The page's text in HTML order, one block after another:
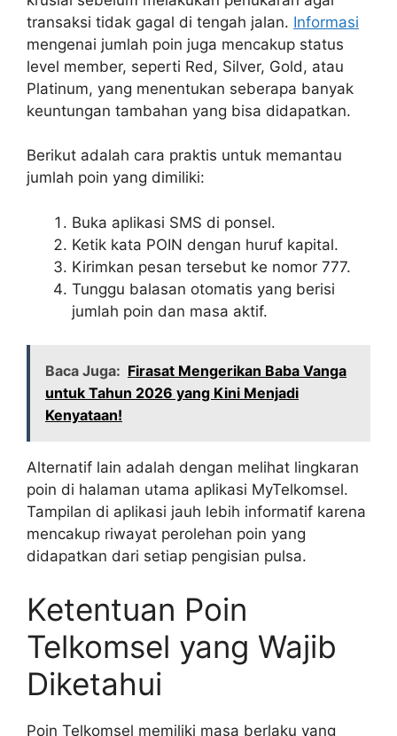
transaksi tidak gagal di tengah jalan. Informasi
mengenai jumlah poin juga mencakup status
level member, seperti Red, Silver, Gold, atau
Platinum, yang menentukan seberapa banyak
keuntungan tambahan yang bisa didapatkan.
Berikut adalah cara praktis untuk memantau
jumlah poin yang dimiliki:
Buka aplikasi SMS di ponsel.
Ketik kata POIN dengan huruf kapital.
Kirimkan pesan tersebut ke nomor 777.
Tunggu balasan otomatis yang berisi
jumlah poin dan masa aktif.
Baca Juga: Firasat Mengerikan Baba Vanga
untuk Tahun 2026 yang Kini Menjadi
Kenyataan!
Alternatif lain adalah dengan melihat lingkaran
poin di halaman utama aplikasi MyTelkomsel.
Tampilan di aplikasi jauh lebih informatif karena
mencakup riwayat perolehan poin yang
didapatkan dari setiap pengisian pulsa.
Ketentuan Poin
Telkomsel yang Wajib
Diketahui
Poin Telkomsel memiliki masa berlaku yang